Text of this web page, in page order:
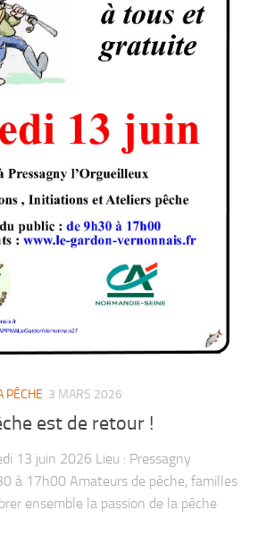
PÊCHE 3 MARS 2026
est de retour !
13 juin 2026 Lieu : Pressagny
à 17h00 Amateurs de pêche, familles
ensemble la passion de la pêche